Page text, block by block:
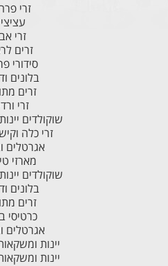
זרי
זרי
זרים
סידורי
בלונים
זרים
זרי
שוקולדים
זרי כלה
אגרטלים
מארזי
שוקולדים
בלונים
זרים
כרטיסי
אגרטלים
יינות
יינות